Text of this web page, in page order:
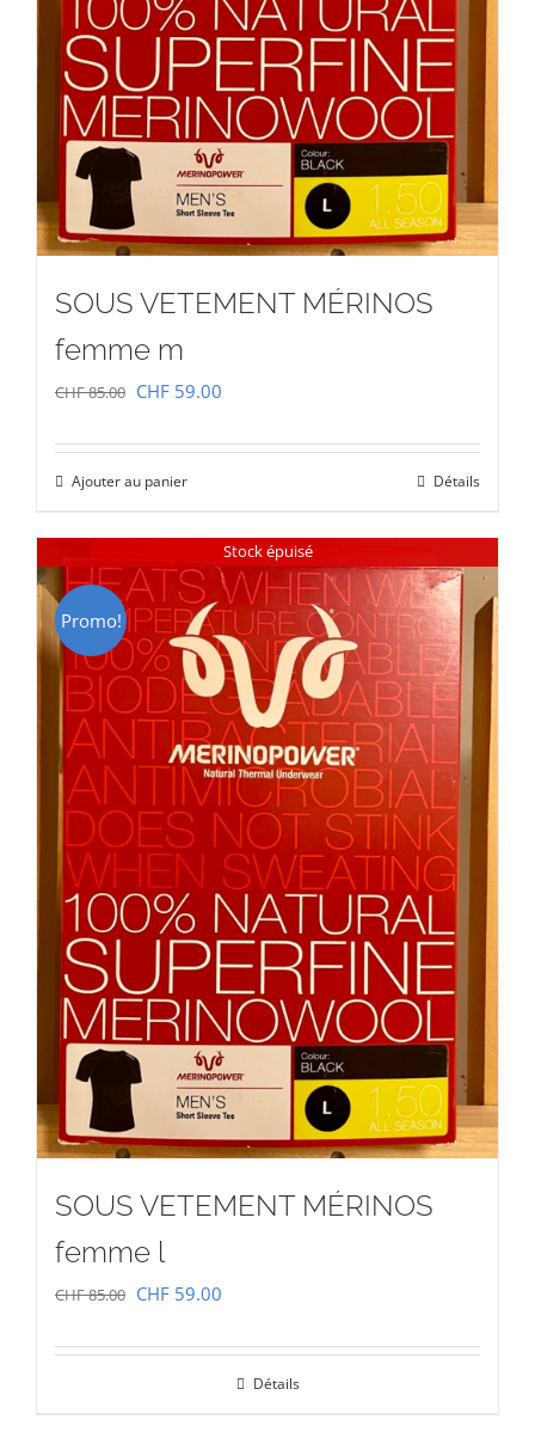
SOUS VETEMENT MÉRINOS
femme m
CHF85.00 Le
initial
était :
CHF 85.00.
CHF 59.00
actuel
CHF 59.00.
Ajouter au panier Détails
Stock épuisé
Promo!
SOUS VETEMENT MÉRINOS
femme l
CHF85.00 Le
CHF 59.00
Détails